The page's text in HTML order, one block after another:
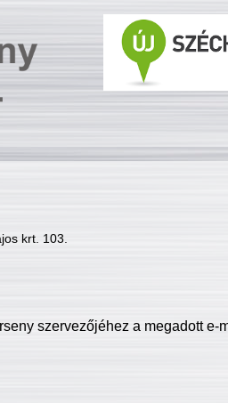
krt. 103.
szervezőjéhez a megadott e-